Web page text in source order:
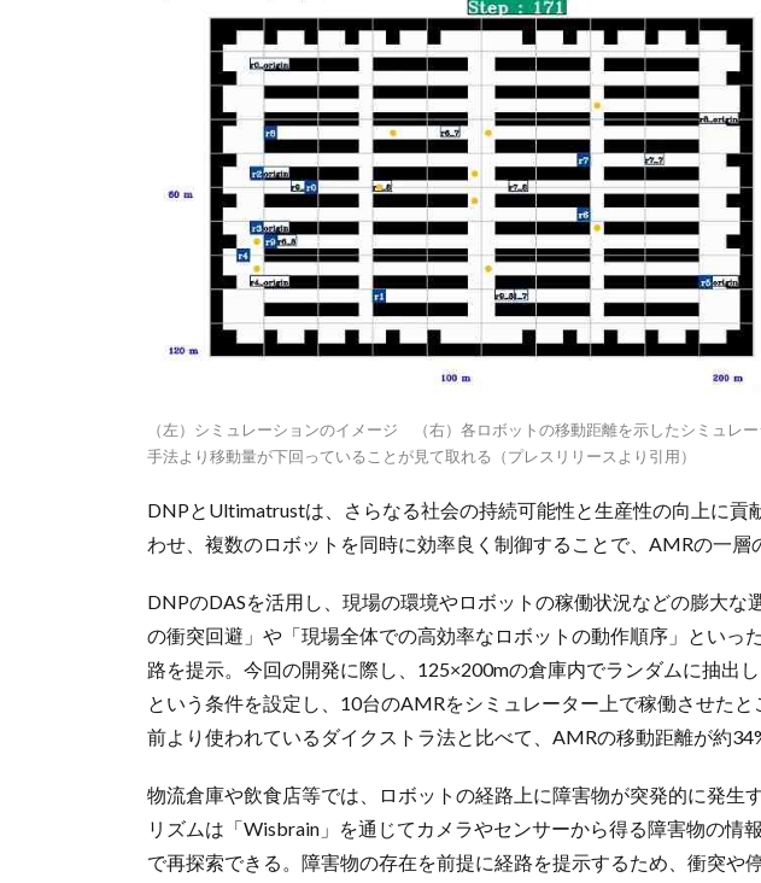
（左）シミュレーションのイメージ （右）各ロボットの移動距離を示したシミュレ
手法より移動量が下回っていることが見て取れる（プレスリリースより引用）
DNPとUltimatrustは、さらなる社会の持続可能性と生産性の向上に貢
わせ、複数のロボットを同時に効率良く制御することで、AMRの一層
DNPのDASを活用し、現場の環境やロボットの稼働状況などの膨大な
の衝突回避」や「現場全体での高効率なロボットの動作順序」といっ
路を提示。今回の開発に際し、125×200mの倉庫内でランダムに抽出
という条件を設定し、10台のAMRをシミュレーター上で稼働させた
前より使われているダイクストラ法と比べて、AMRの移動距離が約
物流倉庫や飲食店等では、ロボットの経路上に障害物が突発的に発生
リズムは「Wisbrain」を通じてカメラやセンサーから得る障害物の情
で再探索できる。障害物の存在を前提に経路を提示するため、衝突や